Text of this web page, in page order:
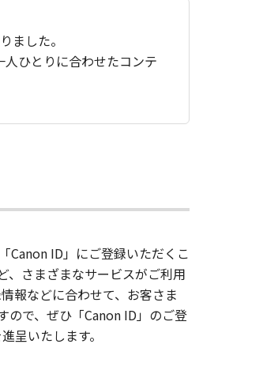
ました。
ひとりに合わせたコンテ
Canon ID」にご登録いただくこ
、さまざまなサービスがご利用
報などに合わせて、お客さま
ので、ぜひ「Canon ID」のご登
呈いたします。